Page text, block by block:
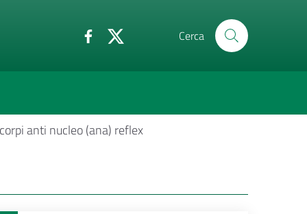
Cerca
anti nucleo (ana) reflex